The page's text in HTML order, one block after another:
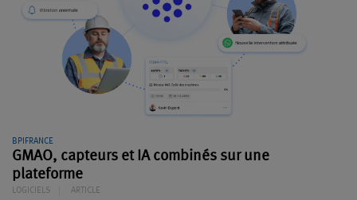
BPIFRANCE
GMAO, capteurs et IA combinés sur une
plateforme
LOGICIELS ARTICLE